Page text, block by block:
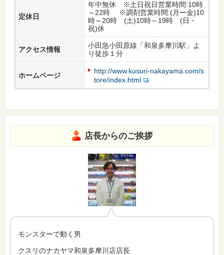
定休日
年中無休 ※土日祝日営業時間:10時
～22時 ※調剤営業時間:(月ー金)10
時～20時 (土)10時～19時 (日・
祝)休
アクセス情報
小田急小田原線「和泉多摩川駅」よ
り徒歩１分
ホームページ
http://www.kusuri-nakayama.com/s
tore/index.html
店長からのご挨拶
モンスターで動く男
クスリのナカヤマ和泉多摩川店店長